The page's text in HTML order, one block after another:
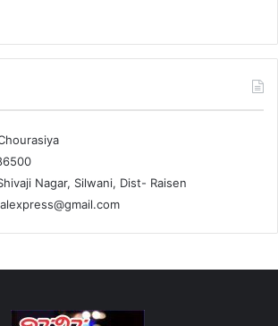
Nagar, Silwani, Dist- Raisen